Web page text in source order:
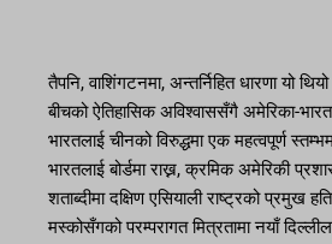
तैपनि, वाशिंगटनमा, अन्तर्निहित धारणा यो
बीचको ऐतिहासिक अविश्वाससँगै अमेरिका-
भारतलाई चीनको विरुद्धमा एक महत्वपूर्ण
भारतलाई बोर्डमा राख्न, क्रमिक अमेरिकी
शताब्दीमा दक्षिण एसियाली राष्ट्रको प्रमुख
मस्कोसँगको परम्परागत मित्रतामा नयाँ